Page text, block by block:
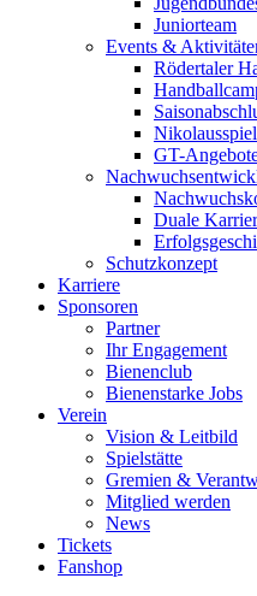
Juniorteam
Events &
Rödertaler
GT-
Duale
Schutzkonzept
Karriere
Sponsoren
Partner
Ihr Engagement
Bienenclub
Bienenstarke Jobs
Verein
Vision & Leitbild
Spielstätte
Gremien &
Mitglied werden
News
Tickets
Fanshop